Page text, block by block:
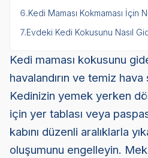
6.Kedi Maması Kokmaması İçin
7.Evdeki Kedi Kokusunu Nasıl
Kedi maması kokusunu
havalandırın ve temiz hava
Kedinizin yemek yerken
için yer tablası veya
kabını düzenli aralıklarla
oluşumunu engelleyin.